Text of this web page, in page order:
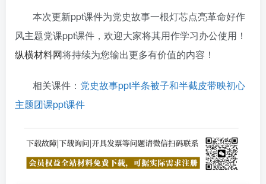
本次更新ppt课件为党史故事一根灯芯点亮革命好作
风主题党课ppt课件，欢迎大家将其用作学习办公使用！
纵横材料网将持续为您输出更多有价值的内容！
相关课件： 党史故事ppt半条被子和半截皮带映初心
主题团课ppt课件